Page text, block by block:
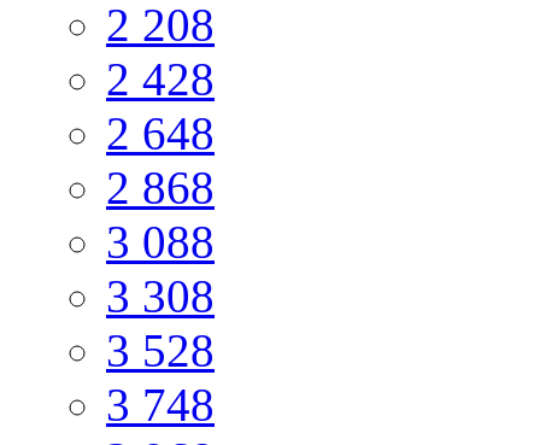
2 208
2 428
2 648
2 868
3 088
3 308
3 528
3 748